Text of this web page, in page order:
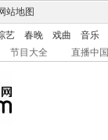
站地图
艺 春晚 戏曲 音乐
节目大全 直播中国